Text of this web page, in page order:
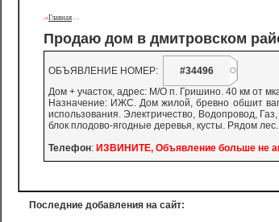
->Главная - -
Продаю дом в дмитровском
ОБЪЯВЛЕНИЕ НОМЕР:
#34496
Дом + участок, адрес: М/О п. Гришино. 40 км от
Назначение: ИЖС. Дом жилой, бревно обшит
использования. Электричество, Водопровод,
блок плодово-ягодные деревья, кусты. Рядом
Телефон: ИЗВИНИТЕ, Объявление больше не
Последние добавления на сайт: